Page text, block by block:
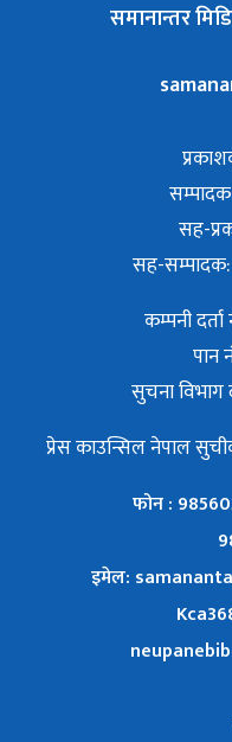
समानान्तर
सह-
सह-सम्पादक:
कम्पनी
पान
सुचना विभाग
प्रेस काउन्सिल नेपाल
फोन :
इमेल: